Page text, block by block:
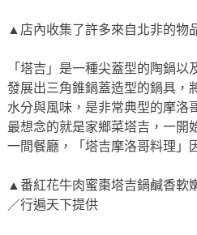
▲店內收集了許多來自北非的物
「塔吉」是一種尖蓋型的陶鍋
發展出三角錐鍋蓋造型的鍋具，
水分與風味，是非常典型的摩洛
最想念的就是家鄉菜塔吉，一開
一間餐廳，「塔吉摩洛哥料理」
▲番紅花牛肉蜜棗塔吉鍋鹹香軟
／行遍天下提供